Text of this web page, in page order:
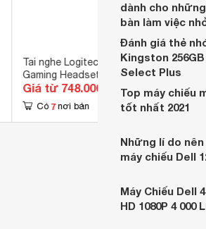
Tai nghe Logitech G430 7.1
Gaming Headset
Giá từ 748.000 đ
Có 7 nơi bán
dành cho
bàn làm việc
Đánh giá thẻ
Kingston
Select Plus
Top máy chiếu
tốt nhất 2021
Những lí do
máy chiếu Dell
Máy Chiếu Dell
HD 1080P 4 000